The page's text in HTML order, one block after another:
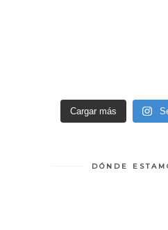
Cargar más
DÓNDE